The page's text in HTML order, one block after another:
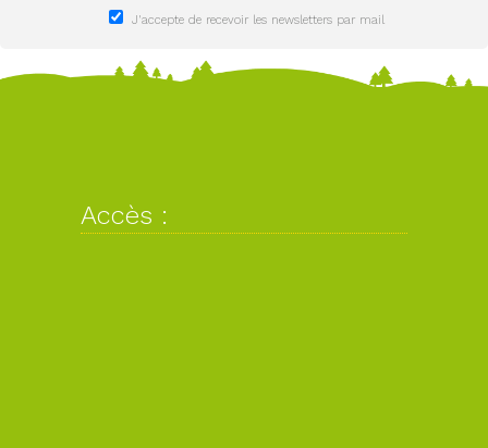
J'accepte de recevoir les newsletters par mail
Accès :